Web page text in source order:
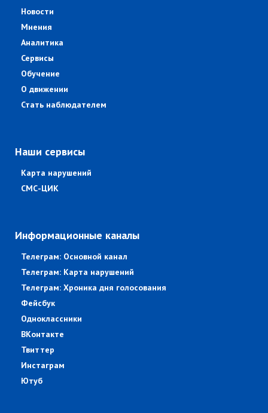
Новости
Мнения
Аналитика
Сервисы
Обучение
О движении
Стать наблюдателем
Наши сервисы
Карта нарушений
СМС-ЦИК
Информационные каналы
Телеграм: Основной канал
Телеграм: Карта нарушений
Телеграм: Хроника дня голосования
Фейсбук
Одноклассники
ВКонтакте
Твиттер
Инстаграм
Ютуб